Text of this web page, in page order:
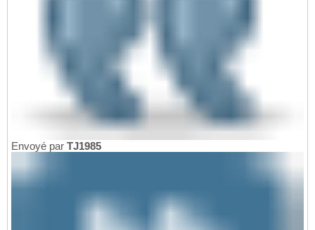
Envoyé par TJ1985